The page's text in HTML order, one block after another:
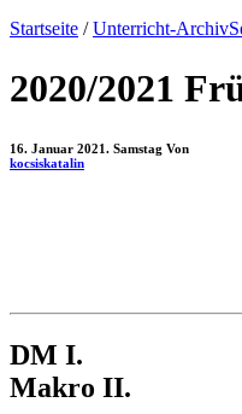
Startseite / Unterricht-
2020/2021
16. Januar 2021. Samstag Von
kocsiskatalin
DM I.
Makro II.